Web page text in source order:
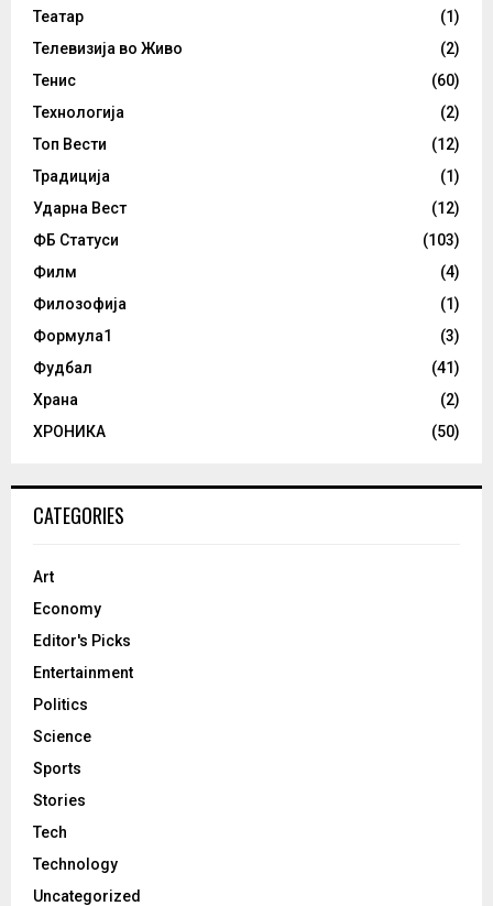
Театар
(1)
Телевизија во Живо
(2)
Тенис
(60)
Технологија
(2)
Топ Вести
(12)
Традиција
(1)
Ударна Вест
(12)
ФБ Статуси
(103)
Филм
(4)
Филозофија
(1)
Формула1
(3)
Фудбал
(41)
Храна
(2)
ХРОНИКА
(50)
CATEGORIES
Art
Economy
Editor's Picks
Entertainment
Politics
Science
Sports
Stories
Tech
Technology
Uncategorized